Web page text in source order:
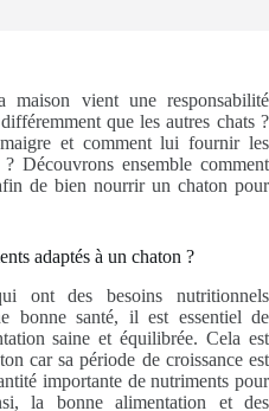
vient une responsabilité
que les autres chats ?
et comment lui fournir les
Découvrons ensemble comment
de bien nourrir un chaton pour
adaptés à un chaton ?
ont des besoins nutritionnels
bonne santé, il est essentiel de
saine et équilibrée. Cela est
car sa période de croissance est
importante de nutriments pour
la bonne alimentation et des